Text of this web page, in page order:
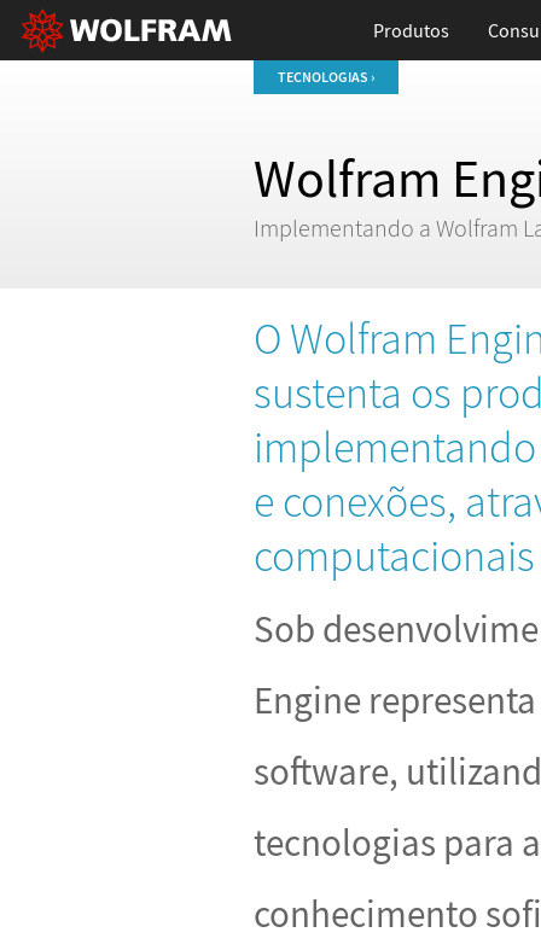
Produtos
TECNOLOGIAS ›
Wolfram
Implementando a Wolfram
O Wolfram
sustenta os
implementando
e conexões,
Sob
Engine
software,
tecnologias para
conhecimento